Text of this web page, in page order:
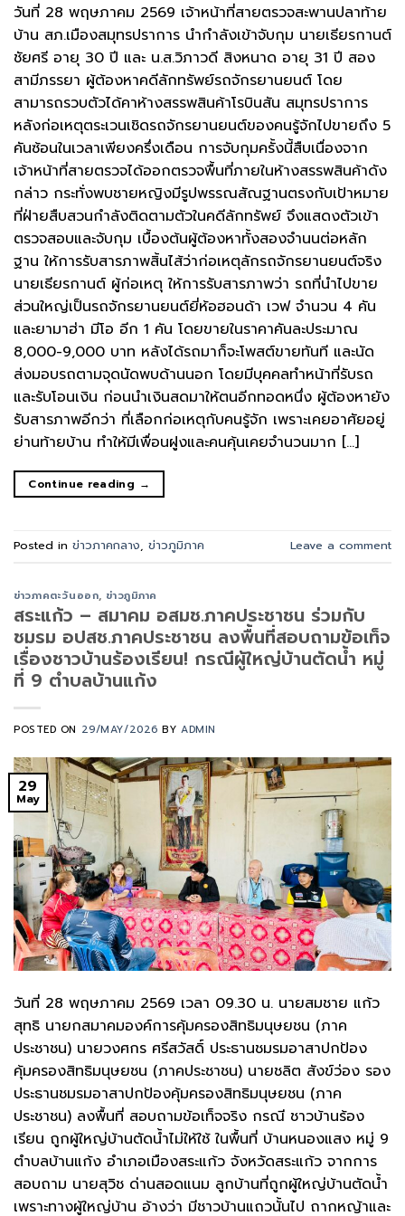
วันที่ 28 พฤษภาคม 2569 เจ้าหน้าที่สายตรวจสะพานปลาท้าย
บ้าน สภ.เมืองสมุทรปราการ นำกำลังเข้าจับกุม นายเธียรกานต์
ชัยศรี อายุ 30 ปี และ น.ส.วิภาวดี สิงหนาด อายุ 31 ปี สอง
สามีภรรยา ผู้ต้องหาคดีลักทรัพย์รถจักรยานยนต์ โดย
สามารถรวบตัวได้คาห้างสรรพสินค้าโรบินสัน สมุทรปราการ
หลังก่อเหตุตระเวนเชิดรถจักรยานยนต์ของคนรู้จักไปขายถึง 5
คันซ้อนในเวลาเพียงครึ่งเดือน การจับกุมครั้งนี้สืบเนื่องจาก
เจ้าหน้าที่สายตรวจได้ออกตรวจพื้นที่ภายในห้างสรรพสินค้าดัง
กล่าว กระทั่งพบชายหญิงมีรูปพรรณสัณฐานตรงกับเป้าหมาย
ที่ฝ่ายสืบสวนกำลังติดตามตัวในคดีลักทรัพย์ จึงแสดงตัวเข้า
ตรวจสอบและจับกุม เบื้องต้นผู้ต้องหาทั้งสองจำนนต่อหลัก
ฐาน ให้การรับสารภาพสิ้นไส้ว่าก่อเหตุลักรถจักรยานยนต์จริง
นายเธียรกานต์ ผู้ก่อเหตุ ให้การรับสารภาพว่า รถที่นำไปขาย
ส่วนใหญ่เป็นรถจักรยานยนต์ยี่ห้อฮอนด้า เวฟ จำนวน 4 คัน
และยามาฮ่า มีโอ อีก 1 คัน โดยขายในราคาคันละประมาณ
8,000-9,000 บาท หลังได้รถมาก็จะโพสต์ขายทันที และนัด
ส่งมอบรถตามจุดนัดพบด้านนอก โดยมีบุคคลทำหน้าที่รับรถ
และรับโอนเงิน ก่อนนำเงินสดมาให้ตนอีกทอดหนึ่ง ผู้ต้องหายัง
รับสารภาพอีกว่า ที่เลือกก่อเหตุกับคนรู้จัก เพราะเคยอาศัยอยู่
ย่านท้ายบ้าน ทำให้มีเพื่อนฝูงและคนคุ้นเคยจำนวนมาก […]
Continue reading →
Posted in ข่าวภาคกลาง, ข่าวภูมิภาค Leave a comment
ข่าวภาคตะวันออก, ข่าวภูมิภาค
สระแก้ว – สมาคม อสมช.ภาคประชาชน ร่วมกับ
ชมรม อปสช.ภาคประชาชน ลงพื้นที่สอบถามข้อเท็จ
เรื่องชาวบ้านร้องเรียน! กรณีผู้ใหญ่บ้านตัดน้ำ หมู่
ที่ 9 ตำบลบ้านแก้ง
POSTED ON 29/MAY/2026 BYADMIN
29
May
วันที่ 28 พฤษภาคม 2569 เวลา 09.30 น. นายสมชาย แก้ว
สุทธิ นายกสมาคมองค์การคุ้มครองสิทธิมนุษยชน (ภาค
ประชาชน) นายวงศกร ศรีสวัสดิ์ ประธานชมรมอาสาปกป้อง
คุ้มครองสิทธิมนุษยชน (ภาคประชาชน) นายชลิต สังข์ว่อง รอง
ประธานชมรมอาสาปกป้องคุ้มครองสิทธิมนุษยชน (ภาค
ประชาชน) ลงพื้นที่ สอบถามข้อเท็จจริง กรณี ชาวบ้านร้อง
เรียน ถูกผู้ใหญ่บ้านตัดน้ำไม่ให้ใช้ ในพื้นที่ บ้านหนองแสง หมู่ 9
ตำบลบ้านแก้ง อำเภอเมืองสระแก้ว จังหวัดสระแก้ว จากการ
สอบถาม นายสุวิช ด่านสอดแนม ลูกบ้านที่ถูกผู้ใหญ่บ้านตัดน้ำ
เพราะทางผู้ใหญ่บ้าน อ้างว่า มีชาวบ้านแถวนั้นไป ถากหญ้าและ